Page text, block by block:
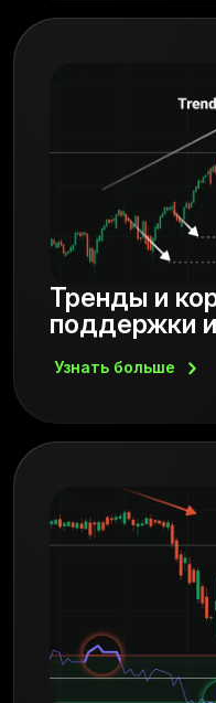
Тренды и
поддержки
Узнать больше